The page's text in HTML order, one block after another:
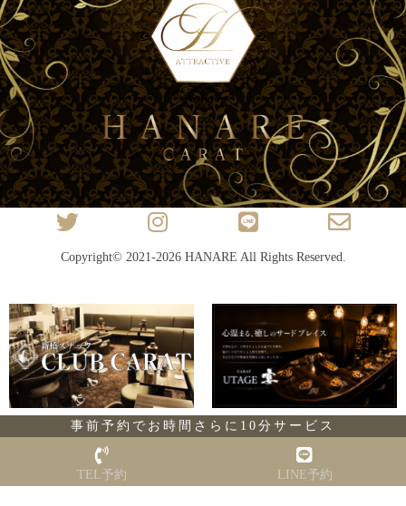
Copyright© 2021-2026 HANARE All Rights Reserved.
事前予約でお時間さらに10分サービス
TEL予約 LINE予約